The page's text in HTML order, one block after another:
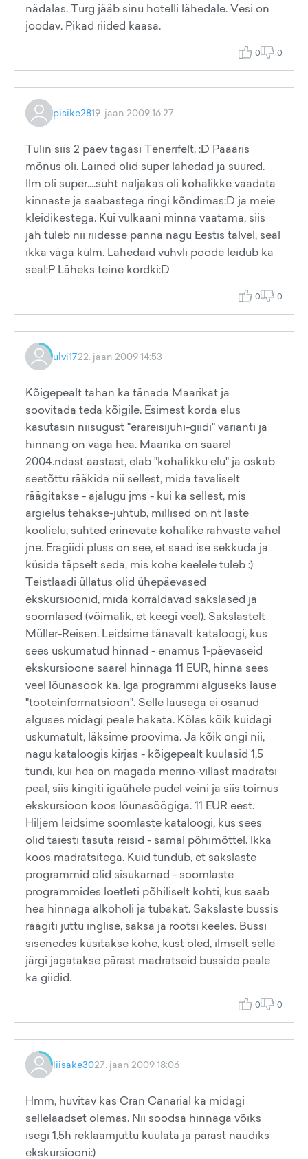
nädalas. Turg jääb sinu hotelli lähedale. Vesi on
joodav. Pikad riided kaasa.
0 0
pisike2819. jaan 2009 16:27
Tulin siis 2 päev tagasi Tenerifelt. :D Päääris
mõnus oli. Lained olid super lahedad ja suured.
Ilm oli super....suht naljakas oli kohalikke vaadata
kinnaste ja saabastega ringi kõndimas:D ja meie
kleidikestega. Kui vulkaani minna vaatama, siis
jah tuleb nii riidesse panna nagu Eestis talvel, seal
ikka väga külm. Lahedaid vuhvli poode leidub ka
seal:P Läheks teine kordki:D
0 0
ulvi1722. jaan 2009 14:53
Kõigepealt tahan ka tänada Maarikat ja
soovitada teda kõigile. Esimest korda elus
kasutasin niisugust "erareisijuhi-giidi" varianti ja
hinnang on väga hea. Maarika on saarel
2004.ndast aastast, elab "kohalikku elu" ja oskab
seetõttu rääkida nii sellest, mida tavaliselt
räägitakse - ajalugu jms - kui ka sellest, mis
argielus tehakse-juhtub, millised on nt laste
koolielu, suhted erinevate kohalike rahvaste vahel
jne. Eragiidi pluss on see, et saad ise sekkuda ja
küsida täpselt seda, mis kohe keelele tuleb :)
Teistlaadi üllatus olid ühepäevased
ekskursioonid, mida korraldavad sakslased ja
soomlased (võimalik, et keegi veel). Sakslastelt
Müller-Reisen. Leidsime tänavalt kataloogi, kus
sees uskumatud hinnad - enamus 1-päevaseid
ekskursioone saarel hinnaga 11 EUR, hinna sees
veel lõunasöök ka. Iga programmi alguseks lause
"tooteinformatsioon". Selle lausega ei osanud
alguses midagi peale hakata. Kõlas kõik kuidagi
uskumatult, läksime proovima. Ja kõik ongi nii,
nagu kataloogis kirjas - kõigepealt kuulasid 1,5
tundi, kui hea on magada merino-villast madratsi
peal, siis kingiti igaühele pudel veini ja siis toimus
ekskursioon koos lõunasöögiga. 11 EUR eest.
Hiljem leidsime soomlaste kataloogi, kus sees
olid täiesti tasuta reisid - samal põhimõttel. Ikka
koos madratsitega. Kuid tundub, et sakslaste
programmid olid sisukamad - soomlaste
programmides loetleti põhiliselt kohti, kus saab
hea hinnaga alkoholi ja tubakat. Sakslaste bussis
räägiti juttu inglise, saksa ja rootsi keeles. Bussi
sisenedes küsitakse kohe, kust oled, ilmselt selle
järgi jagatakse pärast madratseid busside peale
ka giidid.
0 0
liisake3027. jaan 2009 18:06
Hmm, huvitav kas Cran Canarial ka midagi
sellelaadset olemas. Nii soodsa hinnaga võiks
isegi 1,5h reklaamjuttu kuulata ja pärast naudiks
ekskursiooni:)